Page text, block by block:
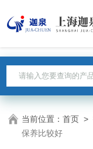
当前位置：首页 >
保养比较好